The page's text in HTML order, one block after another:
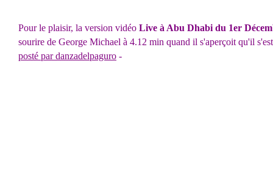
Pour le plaisir, la version vidéo Live à Abu Dhabi du 1er
sourire de George Michael à 4.12 min quand il s'aperçoit qu'il
posté par danzadelpaguro -